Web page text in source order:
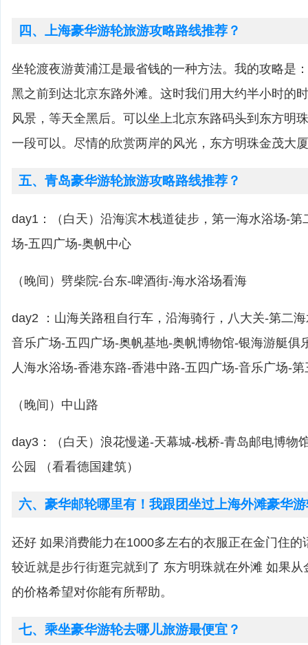
四、上海豪华游轮旅游攻略路线推荐？
坐轮渡夜游黄浦江是最省钱的一种方法。我的攻略是
黑之前到达北京东路外滩。这时我们用大约半小时的
风景，等天全黑后。可以坐上北京东路码头到东方明
一段可以。尽情的欣赏两岸的风光，东方明珠金茂大
五、青岛豪华游轮旅游攻略路线推荐？
day1：（白天）沿海滨木栈道徒步，第一海水浴场-第
场-五四广场-奥帆中心
（晚间）劈柴院-台东-啤酒街-海水浴场看海
day2 ：山海关路租自行车，沿海骑行，八大关-第二
音乐广场-五四广场-奥帆基地-奥帆博物馆-银海游艇俱
人海水浴场-香港东路-香港中路-五四广场-音乐广场-
（晚间）中山路
day3：（白天）浪花慢递-天幕城-栈桥-青岛邮电博物
公园 （看看德国建筑）
六、豪华邮轮哪里有！我跟团坐过上海外滩豪华
还好 如果消费能力在1000多左右的衣服正在金门住的
较近就是步行街逛完就到了 东方明珠就在外滩 如果
的价格希望对你能有所帮助。
七、乘坐豪华游轮去哪儿旅游最便宜？